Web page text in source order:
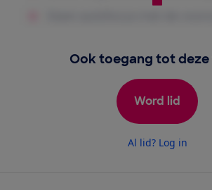
Ook toegang tot
Word lid
Al lid? Log in